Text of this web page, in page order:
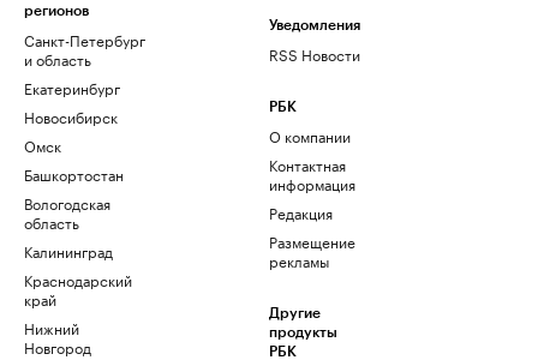
регионов
Санкт-Петербург
и область
Екатеринбург
Новосибирск
Омск
Башкортостан
Вологодская
область
Калининград
Краснодарский
край
Нижний
Новгород
Уведомления
RSS Новости
РБК
О компании
Контактная
информация
Редакция
Размещение
рекламы
Другие
продукты
РБК